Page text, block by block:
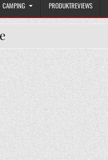
CAMPING PRODUKTREVIEWS